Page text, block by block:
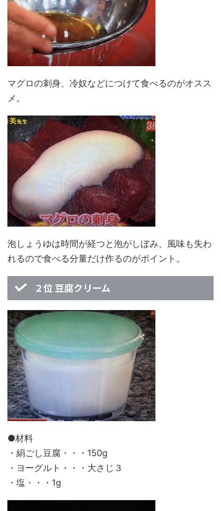
マグロの刺身、冷奴などにつけて食べるのがオスス
メ。
泡しょうゆは時間が経つと泡がしぼみ、風味も失わ
れるので食べる分量だけ作るのがポイント。
２位 豆腐クリーム
●材料
・絹ごし豆腐・・・150g
・ヨーグルト・・・大さじ３
・塩・・・1g